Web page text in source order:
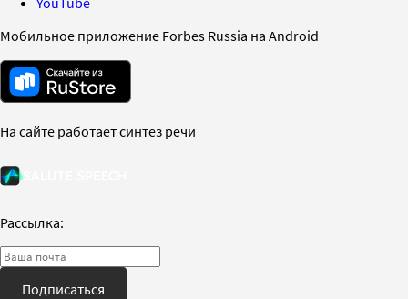
Мобильное приложение Forbes Russia на Android
На сайте работает синтез речи
Рассылка:
Подписаться